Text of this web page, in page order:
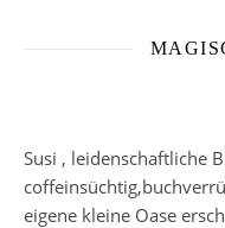
Susi , leidenschaftliche
eigene kleine Oase